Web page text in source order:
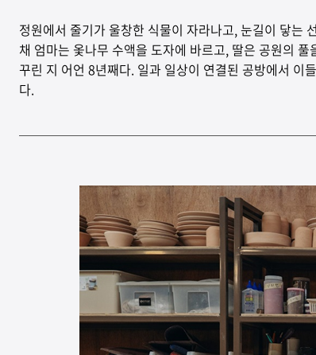
정원에서 줄기가 울창한 식물이 자라나고, 눈길이 닿는
채 엄마는 옻나무 수액을 도자에 바르고, 딸은 공원의
꾸린 지 어언 8년째다. 일과 일상이 연결된 공방에서 이
다.